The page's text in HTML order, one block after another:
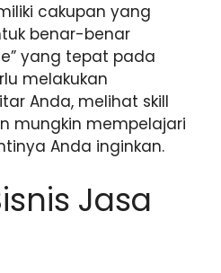
cakupan yang
benar-benar
yang tepat pada
melakukan
Anda, melihat skill
mungkin mempelajari
Anda inginkan.
Jasa